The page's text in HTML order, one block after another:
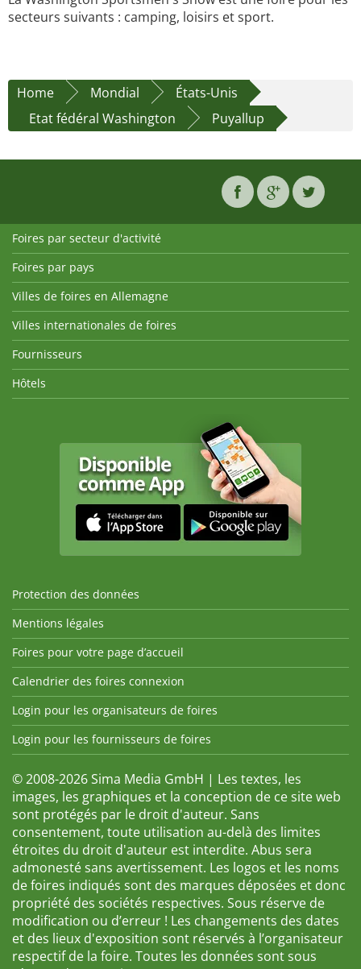
secteurs suivants : camping, loisirs et sport.
Home Mondial
États-Unis
Etat fédéral Washington
Puyallup
Foires par secteur d'activité
Foires par pays
Villes de foires en Allemagne
Villes internationales de foires
Fournisseurs
Hôtels
Protection des données
Mentions légales
Foires pour votre page d’accueil
Calendrier des foires connexion
Login pour les organisateurs de foires
Login pour les fournisseurs de foires
© 2008-2026 Sima Media GmbH | Les textes, les
images, les graphiques et la conception de ce site web
sont protégés par le droit d'auteur. Sans
consentement, toute utilisation au-delà des limites
étroites du droit d'auteur est interdite. Abus sera
admonesté sans avertissement. Les logos et les noms
de foires indiqués sont des marques déposées et donc
propriété des sociétés respectives. Sous réserve de
modification ou d’erreur ! Les changements des dates
et des lieux d'exposition sont réservés à l’organisateur
respectif de la foire. Toutes les données sont sous